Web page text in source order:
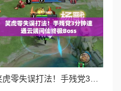
笑虎零失误打法！手残党3分钟速通云端问仙终极Boss